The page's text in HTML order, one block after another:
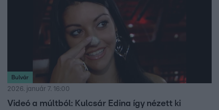
Bulvár
2026. január 7. 16:00
Videó a múltból: Kulcsár Edina így nézett ki